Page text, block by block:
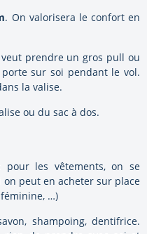
. On valorisera le confort en
veut prendre un gros pull ou
sur soi pendant le vol.
la valise.
ou du sac à dos.
les vêtements, on se
on peut en acheter sur place
…)
shampoing, dentifrice.